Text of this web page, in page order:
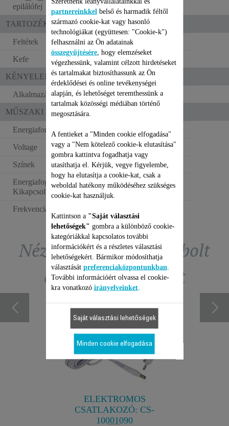
epilálófej
TARTOZÉKOK
Feltétek
Kefe
KÉNYELEM
Alkalmazási területek
Lábak és test
MŰSZAKI JELLEMZŐK
Energiaforrás
Hálózati csatlakozó
Voltage
220–240 V
Színek
Rózsaszín
Energiafogyasztás -
Kikapcsolt állapot (W)
0.06 W
Frekvencia
Nézze meg a tartozékbolt
exkluzív ajánlatait
ELEKTROMOS
CSATLAKOZÓ: CS-
10001090
partnereinkkel belső és harmadik féltől
származó cookie-kat vagy hasonló
technológiákat (együttesen: "Cookie-k")
felhasználni az Ön adatainak
összegyűjtésére, hogy elemzéseket
végezhessünk, valamint célzott hirdetéseket
és tartalmakat biztosíthassunk az Ön
érdeklődései és online tevékenységei
alapján, és lehetőséget teremthessünk a
tartalmak közösségi médiában történő
megosztására.
A fentieket a "Minden cookie elfogadása"
vagy a "Nem kötelező cookie-k elutasítása"
gombra kattintva fogadhatja vagy
utasíthatja el. Kérjük, vegye figyelembe,
hogy ha elutasítja a cookie-kat, csak a
weboldal hatékony működéséhez szükséges
cookie-kat használjuk.
Kattintson a "Saját választási
lehetőségek" gombra a különböző cookie-
kategóriákkal kapcsolatos további
információkért és a részletes választási
lehetőségekért. Bármikor módosíthatja
választását preferenciaközpontunkban
További információért olvassa el cookie-
kra vonatkozó irányelveinket.
Saját választási lehetőségek
Minden cookie elfogadása